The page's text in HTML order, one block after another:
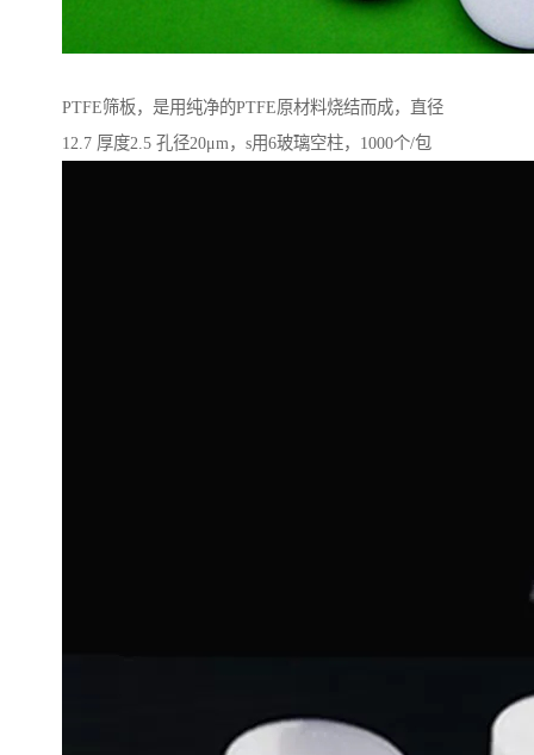
PTFE筛板，是用纯净的PTFE原材料烧结而成，直径
12.7 厚度2.5 孔径20μm，s用6玻璃空柱，1000个/包